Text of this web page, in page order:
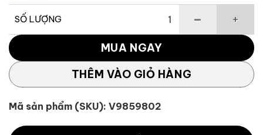
SỐ LƯỢNG
Bộ Gậy Golf Trẻ Em Team TaylorMade Jr. Set 2 (7-9 tuổi)
THÊM VÀO GIỎ HÀNG
MUA NGAY
Mã sản phẩm (SKU): V9859802